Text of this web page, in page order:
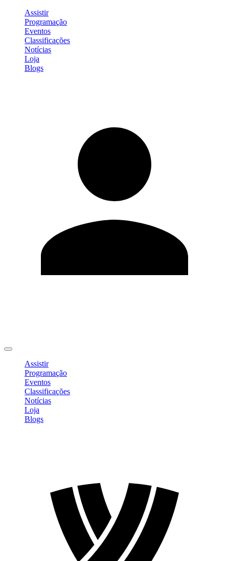
Assistir
Programação
Eventos
Classificações
Notícias
Loja
Blogs
Assistir
Programação
Eventos
Classificações
Notícias
Loja
Blogs